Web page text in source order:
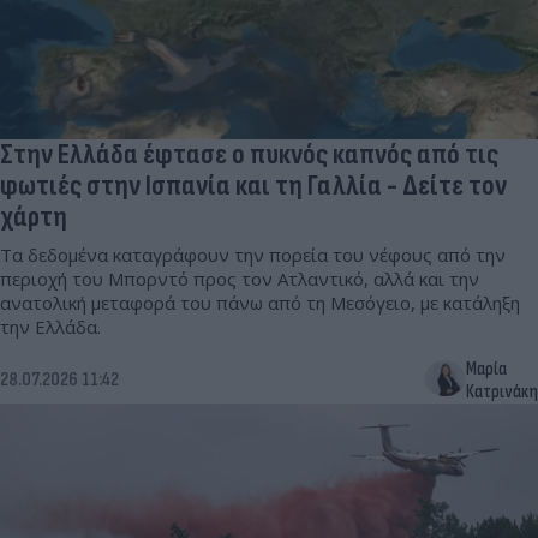
Στην Ελλάδα έφτασε ο πυκνός καπνός από τις
φωτιές στην Ισπανία και τη Γαλλία - Δείτε τον
χάρτη
Τα δεδομένα καταγράφουν την πορεία του νέφους από την
περιοχή του Μπορντό προς τον Ατλαντικό, αλλά και την
ανατολική μεταφορά του πάνω από τη Μεσόγειο, με κατάληξη
την Ελλάδα.
28.07.2026 11:42
Μαρία
Κατρινάκη